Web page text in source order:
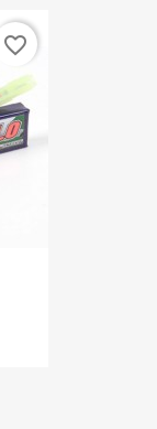
favorite_border